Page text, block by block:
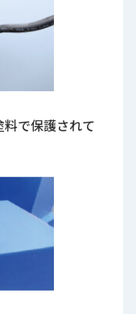
で保護されて